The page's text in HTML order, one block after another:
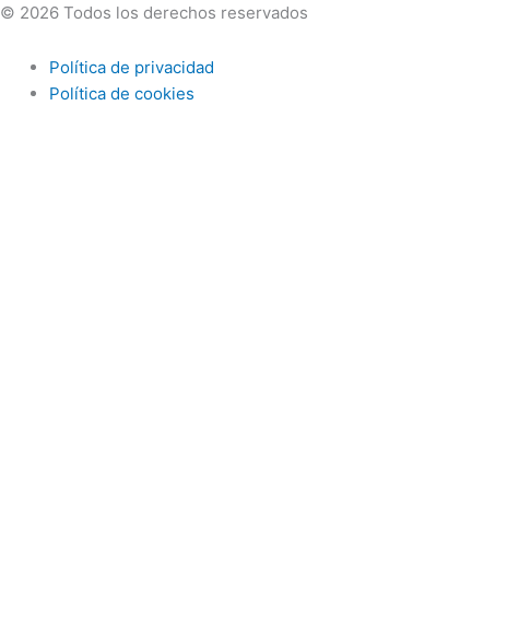
© 2026 Todos los derechos reservados
Política de privacidad
Política de cookies